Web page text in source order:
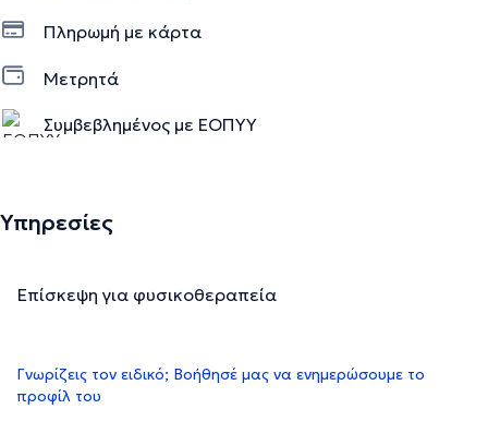
Πληρωμή με κάρτα
Μετρητά
Συμβεβλημένος με ΕΟΠΥΥ
Υπηρεσίες
Επίσκεψη για φυσικοθεραπεία
Γνωρίζεις τον ειδικό; Βοήθησέ μας να ενημερώσουμε το
προφίλ του